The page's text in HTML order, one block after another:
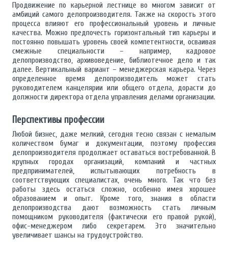
Продвижение по карьерной лестнице во многом зависит от
амбиций самого делопроизводителя. Также на скорость этого
процесса влияют его профессиональный уровень и личные
качества. Можно предпочесть горизонтальный тип карьеры и
постоянно повышать уровень своей компетентности, осваивая
смежные специальности – например, кадровое
делопроизводство, архивоведение, библиотечное дело и так
далее. Вертикальный вариант – менеджерская карьера. Через
определенное время делопроизводитель может стать
руководителем канцелярии или общего отдела, дорасти до
должности директора отдела управления делами организации.
Перспективы профессии
Любой бизнес, даже мелкий, сегодня тесно связан с немалым
количеством бумаг и документации, поэтому профессия
делопроизводителя продолжает оставаться востребованной. В
крупных городах организаций, компаний и частных
предпринимателей, испытывающих потребность в
соответствующих специалистах, очень много. Так что без
работы здесь остаться сложно, особенно имея хорошее
образованием и опыт. Кроме того, знания в области
делопроизводства дают возможность стать личным
помощником руководителя (фактически его правой рукой),
офис-менеджером либо секретарем. Это значительно
увеличивает шансы на трудоустройство.